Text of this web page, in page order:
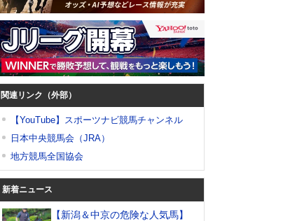
関連リンク（外部）
【YouTube】スポーツナビ競馬チャンネル
日本中央競馬会（JRA）
地方競馬全国協会
新着ニュース
【新潟＆中京の危険な人気馬】